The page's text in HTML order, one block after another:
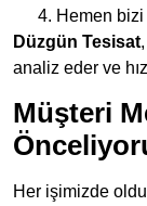
Hemen bizi
Düzgün Tesisat
analiz eder ve
Müşteri
Her işimizde